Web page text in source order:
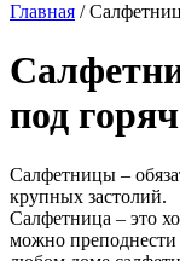
Главная /
под
Салфетницы –
крупных застолий.
Салфетница – это
можно преподнести